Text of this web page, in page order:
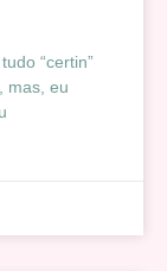
“certin”
mas, eu